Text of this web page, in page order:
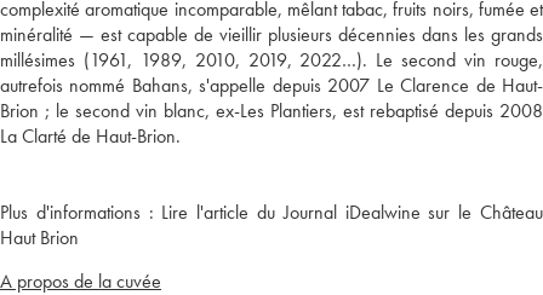
complexité aromatique incomparable, mêlant tabac, fruits noirs, fumée et
minéralité — est capable de vieillir plusieurs décennies dans les grands
millésimes (1961, 1989, 2010, 2019, 2022…). Le second vin rouge,
autrefois nommé Bahans, s'appelle depuis 2007 Le Clarence de Haut-
Brion ; le second vin blanc, ex-Les Plantiers, est rebaptisé depuis 2008
Plus d'informations : Lire l'article du Journal iDealwine sur le Château
Haut Brion
A propos de la cuvée